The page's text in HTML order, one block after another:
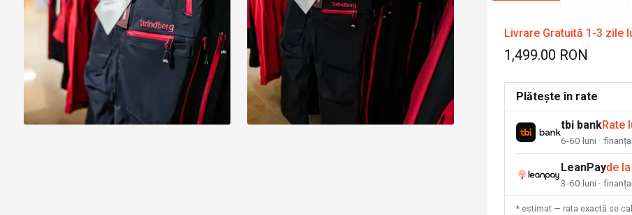
Livrare Gratuită 1-3 zile
1,499.00 RON
Plătește în rate
tbi bankRate
6-60 luni ·
LeanPayde
3-60 luni ·
* estimat — rata exactă se